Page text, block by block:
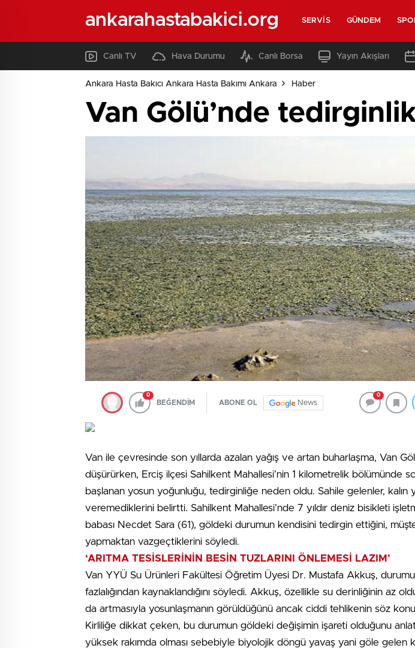
ankarahastabakici.org SERVIS GÜNDEM
Canlı TV Hava Durumu Canlı Borsa Yayın Akışları
Ankara Hasta Bakıcı Ankara Hasta Bakımı Ankara Haber
Van Gölü’nde
0
BEĞENDİM ABONE OL News
0
Van ile çevresinde son yıllarda azalan yağış ve artan buharlaşma, Van
düşürürken, Erciş ilçesi Sahilkent Mahallesi’nin 1 kilometrelik bölümünde
başlanan yosun yoğunluğu, tedirginliğe neden oldu. Sahile gelenler, kalın
veremediklerini belirtti. Sahilkent Mahallesi’nde 7 yıldır deniz bisikleti
babası Necdet Sara (61), göldeki durumun kendisini tedirgin ettiğini,
yapmaktan vazgeçtiklerini söyledi.
‘ARITMA TESİSLERİNİN BESİN TUZLARINI ÖNLEMESİ LAZIM’
Van YYÜ Su Ürünleri Fakültesi Öğretim Üyesi Dr. Mustafa Akkuş,
fazlalığından kaynaklandığını söyledi. Akkuş, özellikle su derinliğinin az
da artmasıyla yosunlaşmanın görüldüğünü ancak ciddi tehlikenin söz
Kirliliğe dikkat çeken, bu durumun göldeki değişimin işareti olduğunu
yüksek rakımda olması sebebiyle biyolojik döngü yavaş yani göle gelen